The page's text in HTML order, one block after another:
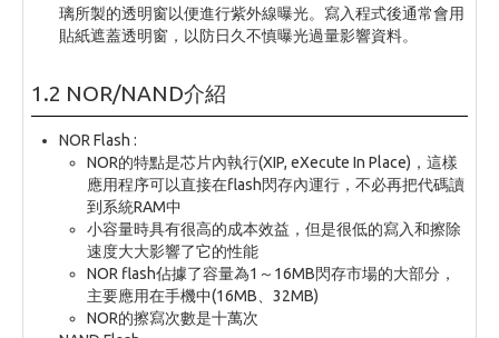
璃所製的透明窗以便進行紫外線曝光。寫入程式後通常會用
貼紙遮蓋透明窗，以防日久不慎曝光過量影響資料。
1.2 NOR/NAND介紹
NOR Flash :
NOR的特點是芯片內執行(XIP, eXecute In Place)，這樣
應用程序可以直接在flash閃存內運行，不必再把代碼讀
到系統RAM中
小容量時具有很高的成本效益，但是很低的寫入和擦除
速度大大影響了它的性能
NOR flash佔據了容量為1～16MB閃存市場的大部分，
主要應用在手機中(16MB、32MB)
NOR的擦寫次數是十萬次